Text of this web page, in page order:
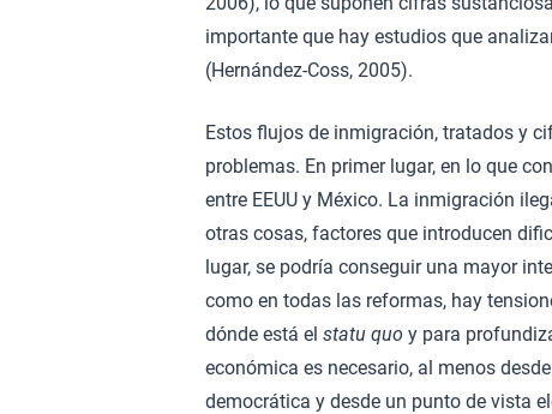
importante que hay estudios que
(Hernández-Coss, 2005).
Estos flujos de inmigración, tratados y
problemas. En primer lugar, en lo que
entre EEUU y México. La inmigración
otras cosas, factores que introducen
lugar, se podría conseguir una mayor
como en todas las reformas, hay
dónde está el statu quo y para
económica es necesario, al menos
democrática y desde un punto de vista